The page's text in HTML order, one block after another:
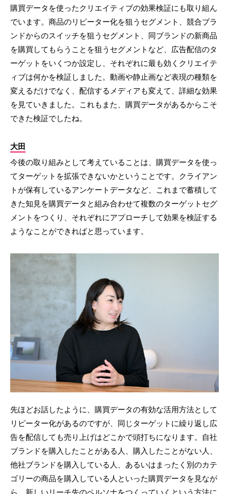
購買データを使ったクリエイティブの効果検証にも取り組ん
でいます。商品のリピーター化を狙うセグメント、競合ブラ
ンドからのスイッチを狙うセグメント、同ブランドの新商品
を購買してもらうことを狙うセグメントなど、広告配信のタ
ーゲットをいくつか設定し、それぞれに最も効くクリエイテ
ィブは何かを検証しました。動画や静止画など表現の種類を
変えるだけでなく、配信するメディアも変えて、詳細な効果
を見ていきました。これもまた、購買データがあるからこそ
できた検証でしたね。
大田
今後の取り組みとして考えていることは、購買データを使っ
てターゲットを拡張できないかということです。クライアン
トが保有しているアンケートデータなど、これまで蓄積して
きた知見を購買データと組み合わせて複数のターゲットセグ
メントをつくり、それぞれにアプローチして効果を検証する
ようなことができればと思っています。
先ほどお話したように、購買データの有効な活用方法として
リピーター化があるのですが、同じターゲットに繰り返し広
告を配信しても売り上げはどこかで頭打ちになります。自社
ブランドを購入したことがある人、購入したことがない人、
他社ブランドを購入している人、あるいはまったく別のカテ
ゴリーの商品を購入している人といった購買データを見なが
ら、新しいリーチ先のペルソナをつくっていくという方法に